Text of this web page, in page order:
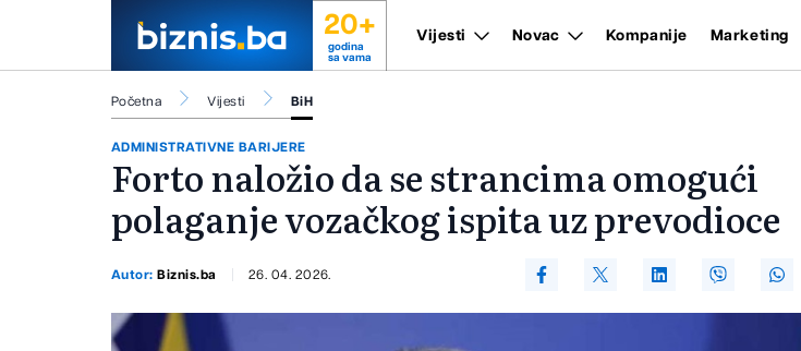
20+
godina
sa vama
Vijesti Novac Kompanije Marketing
Početna Vijesti BiH
ADMINISTRATIVNE BARIJERE
Forto naložio da se strancima omogući
polaganje vozačkog ispita uz prevodioce
Autor:Biznis.ba 26. 04. 2026.